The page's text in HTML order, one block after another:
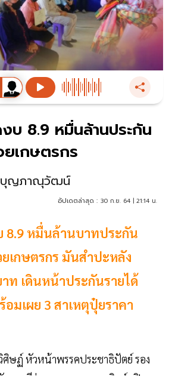
บ 8.9 หมื่นล้านประกัน
ยเกษตรกร
บุญภาณุวัฒน์
อัปเดตล่าสุด : 30 ก.ย. 64 | 21:14 น.
8.9 หมื่นล้านบาทประกัน
เกษตรกร มันสำปะหลัง
ท เดินหน้าประกันรายได้
อมเผย 3 สาเหตุปุ๋ยราคา
ษฏ์ หัวหน้าพรรคประชาธิปัตย์ รอง